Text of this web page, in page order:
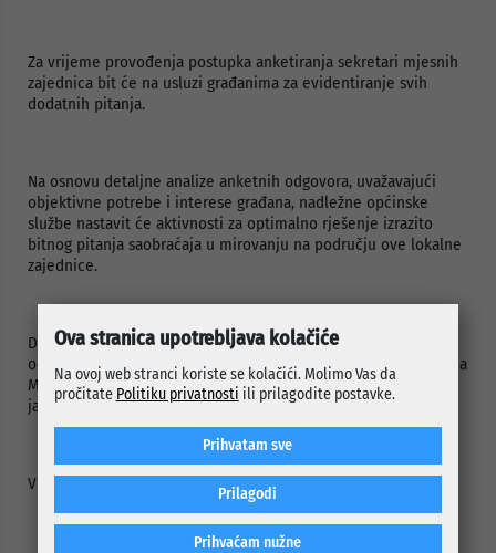
Za vrijeme provođenja postupka anketiranja sekretari mjesnih
zajednica bit će na usluzi građanima za evidentiranje svih
dodatnih pitanja.
Na osnovu detaljne analize anketnih odgovora, uvažavajući
objektivne potrebe i interese građana, nadležne općinske
službe nastavit će aktivnosti za optimalno rješenje izrazito
bitnog pitanja saobraćaja u mirovanju na području ove lokalne
zajednice.
Da podsjetimo, Općinsko vijeće je na 3. redovnoj sjednici
održanoj 31. januara 2025. godine na prijedlog načelnika Srđana
Mandića usvojilo Odluku o organizaciji sistema parkiranja na
javnim parking površinama.
Vrijeme trajanja anketiranja će bitido 30. marta 2025. godine
Ova stranica upotrebljava kolačiće
Na ovoj web stranci koriste se kolačići. Molimo Vas da
pročitate Politiku privatnosti ili prilagodite postavke.
Prihvaćam nužne
Prilagodi
Prihvatam sve